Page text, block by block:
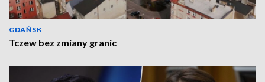
GDAŃSK
Tczew bez zmiany granic